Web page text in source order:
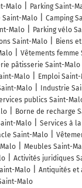
Malo Parking Saint-
Saint-Malo
Camping
Malo Parking vélo
Saint-Malo
Biens
Vêtements femme
pâtisserie Saint-Malo
Malo Emploi
Malo Industrie
publics Saint-
Borne de recharge
Malo
Services à
Saint-Malo
Meubles Saint-
Activités juridiques
Malo
Antiquités et
Malo